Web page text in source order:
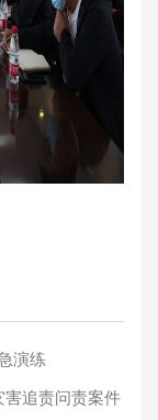
演练
害追责问责案件